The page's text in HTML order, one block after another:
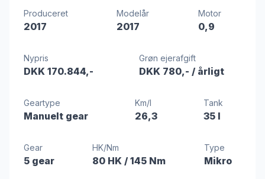
Produceret
2017
Modelår
2017
Motor
0,9
Nypris
DKK 170.844,-
Grøn ejerafgift
DKK 780,- / årligt
Geartype
Manuelt gear
Km/l
26,3
Tank
35 l
Gear
5 gear
HK/Nm
80 HK/ 145 Nm
Type
Mikro